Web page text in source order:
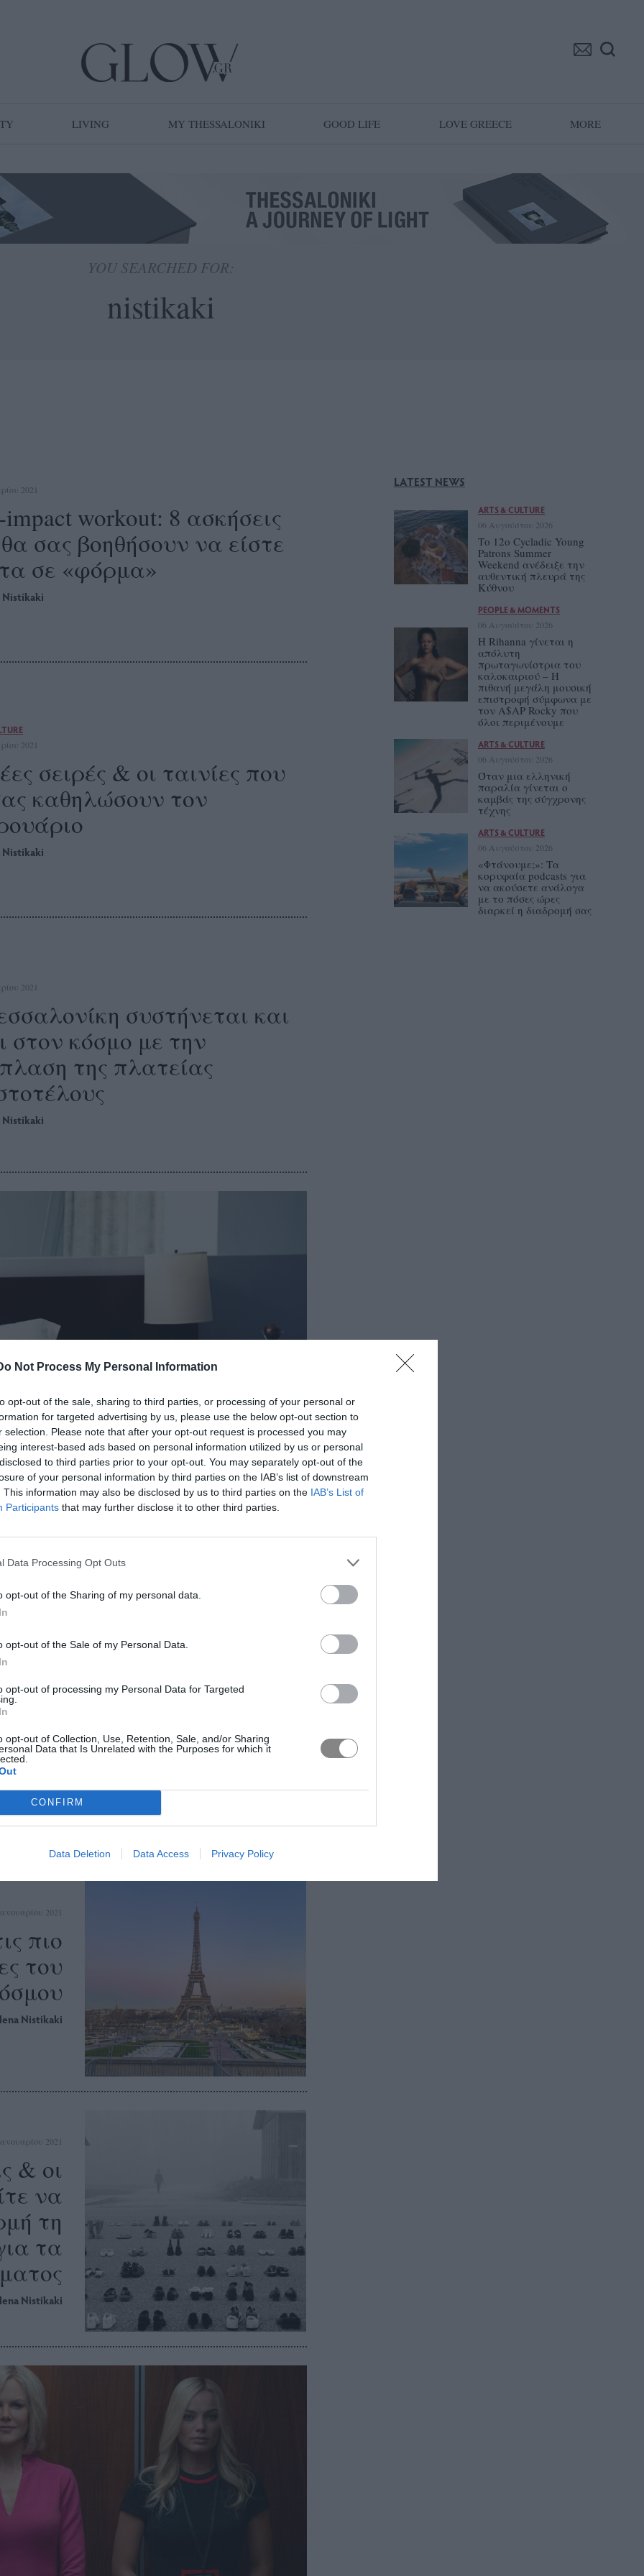
Not Process My Personal Information
opt-out of the sale, sharing to third parties, or processing of your personal or
for targeted advertising by us, please use the below opt-out section to
selection. Please note that after your opt-out request is processed you may
interest-based ads based on personal information utilized by us or personal
to third parties prior to your opt-out. You may separately opt-out of the
of your personal information by third parties on the IAB’s list of downstream
This information may also be disclosed by us to third parties on the IAB’s List of
Participants that may further disclose it to other third parties.
Data Processing Opt Outs
opt-out of the Sharing of my personal data.
opt-out of the Sale of my Personal Data.
opt-out of processing my Personal Data for Targeted
opt-out of Collection, Use, Retention, Sale, and/or Sharing
Data that Is Unrelated with the Purposes for which it
CONFIRM
Data Deletion Data Access Privacy Policy
LIVING MY THESSALONIKI GOOD LIFE LOVE GREECE MORE
YOU SEARCHED FOR:
2021
workout: 8 ασκήσεις
σας βοηθήσουν να είστε
σε «φόρμα»
Nistikaki
2021
σειρές & οι ταινίες που
καθηλώσουν τον
Nistikaki
2021
συστήνεται και
στον κόσμο με την
της πλατείας
Nistikaki
να
2021
σας
Nistikaki
2021
πιο
του
Nistikaki
2021
& οι
να
τη
τα
Nistikaki
LATEST NEWS
ARTS & CULTURE
06 Αυγούστου 2026
Το 12ο Cycladic Young
Patrons Summer
Weekend ανέδειξε την
αυθεντική πλευρά της
Κύθνου
PEOPLE & MOMENTS
06 Αυγούστου 2026
Η Rihanna γίνεται η
απόλυτη
πρωταγωνίστρια του
καλοκαιριού – Η
πιθανή μεγάλη μουσική
επιστροφή σύμφωνα με
τον A$AP Rocky που
όλοι περιμένουμε
ARTS & CULTURE
06 Αυγούστου 2026
Όταν μια ελληνική
παραλία γίνεται ο
καμβάς της σύγχρονης
τέχνης
ARTS & CULTURE
06 Αυγούστου 2026
«Φτάνουμε;»: Τα
κορυφαία podcasts για
να ακούσετε ανάλογα
με το πόσες ώρες
διαρκεί η διαδρομή σας